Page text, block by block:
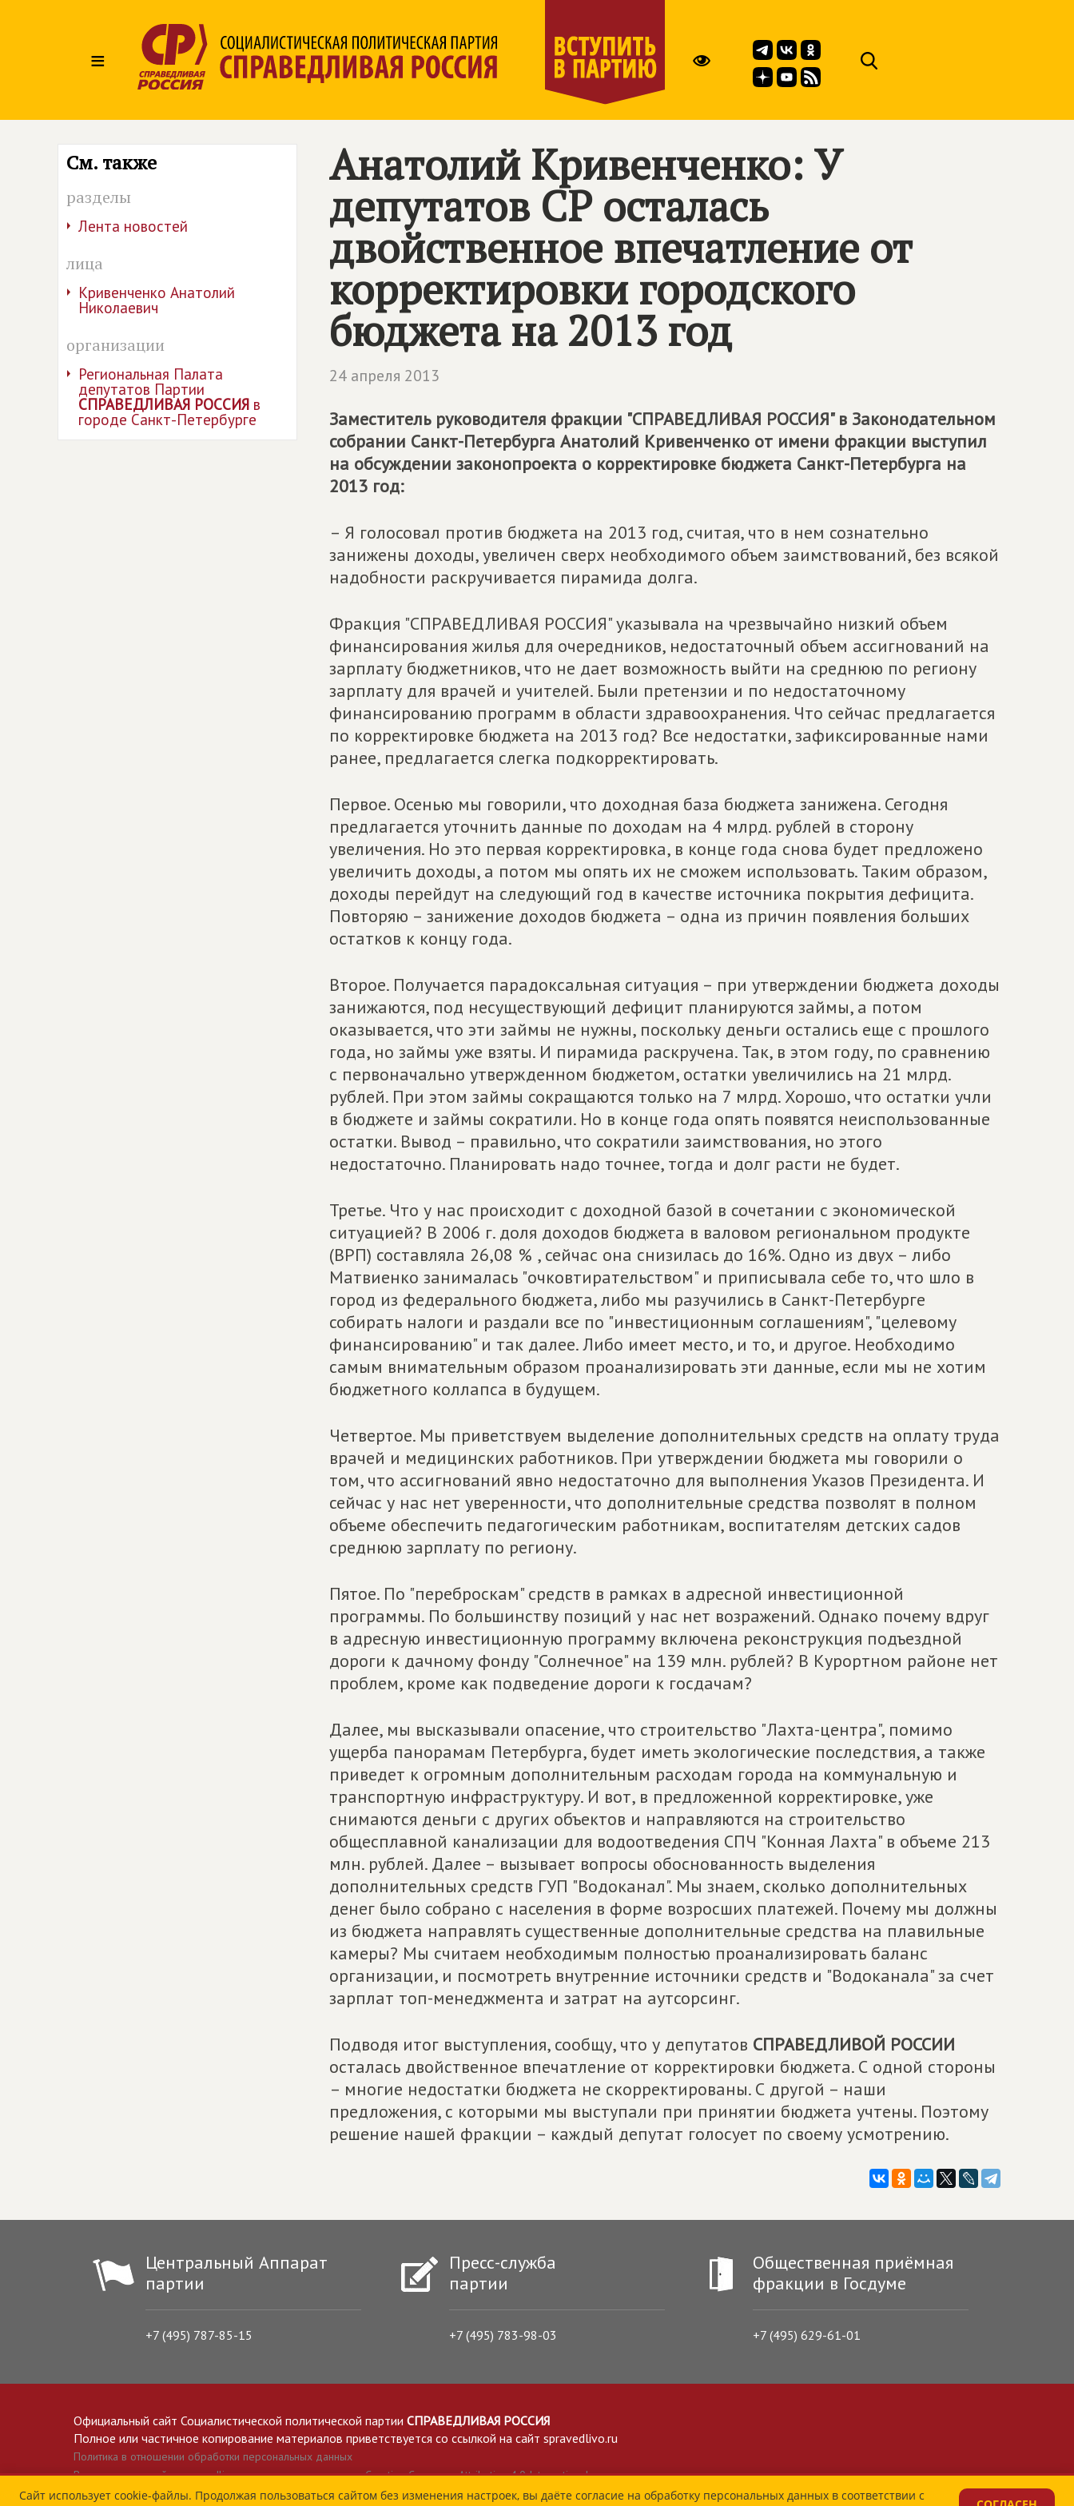
≡
См. также
разделы
Лента новостей
лица
Кривенченко Анатолий
Николаевич
организации
Региональная Палата
депутатов Партии
СПРАВЕДЛИВАЯ РОССИЯ в
городе Санкт-Петербурге
Анатолий Кривенченко: У
депутатов СР осталась
двойственное впечатление от
корректировки городского
бюджета на 2013 год
24 апреля 2013
Заместитель руководителя фракции "СПРАВЕДЛИВАЯ РОССИЯ" в Законодательном
собрании Санкт-Петербурга Анатолий Кривенченко от имени фракции выступил
на обсуждении законопроекта о корректировке бюджета Санкт-Петербурга на
2013 год:
– Я голосовал против бюджета на 2013 год, считая, что в нем сознательно
занижены доходы, увеличен сверх необходимого объем заимствований, без всякой
надобности раскручивается пирамида долга.
Фракция "СПРАВЕДЛИВАЯ РОССИЯ" указывала на чрезвычайно низкий объем
финансирования жилья для очередников, недостаточный объем ассигнований на
зарплату бюджетников, что не дает возможность выйти на среднюю по региону
зарплату для врачей и учителей. Были претензии и по недостаточному
финансированию программ в области здравоохранения. Что сейчас предлагается
по корректировке бюджета на 2013 год? Все недостатки, зафиксированные нами
ранее, предлагается слегка подкорректировать.
Первое. Осенью мы говорили, что доходная база бюджета занижена. Сегодня
предлагается уточнить данные по доходам на 4 млрд. рублей в сторону
увеличения. Но это первая корректировка, в конце года снова будет предложено
увеличить доходы, а потом мы опять их не сможем использовать. Таким образом,
доходы перейдут на следующий год в качестве источника покрытия дефицита.
Повторяю – занижение доходов бюджета – одна из причин появления больших
остатков к концу года.
Второе. Получается парадоксальная ситуация – при утверждении бюджета доходы
занижаются, под несуществующий дефицит планируются займы, а потом
оказывается, что эти займы не нужны, поскольку деньги остались еще с прошлого
года, но займы уже взяты. И пирамида раскручена. Так, в этом году, по сравнению
с первоначально утвержденном бюджетом, остатки увеличились на 21 млрд.
рублей. При этом займы сокращаются только на 7 млрд. Хорошо, что остатки учли
в бюджете и займы сократили. Но в конце года опять появятся неиспользованные
остатки. Вывод – правильно, что сократили заимствования, но этого
недостаточно. Планировать надо точнее, тогда и долг расти не будет.
Третье. Что у нас происходит с доходной базой в сочетании с экономической
ситуацией? В 2006 г. доля доходов бюджета в валовом региональном продукте
(ВРП) составляла 26,08 % , сейчас она снизилась до 16%. Одно из двух – либо
Матвиенко занималась "очковтирательством" и приписывала себе то, что шло в
город из федерального бюджета, либо мы разучились в Санкт-Петербурге
собирать налоги и раздали все по "инвестиционным соглашениям", "целевому
финансированию" и так далее. Либо имеет место, и то, и другое. Необходимо
самым внимательным образом проанализировать эти данные, если мы не хотим
бюджетного коллапса в будущем.
Четвертое. Мы приветствуем выделение дополнительных средств на оплату труда
врачей и медицинских работников. При утверждении бюджета мы говорили о
том, что ассигнований явно недостаточно для выполнения Указов Президента. И
сейчас у нас нет уверенности, что дополнительные средства позволят в полном
объеме обеспечить педагогическим работникам, воспитателям детских садов
среднюю зарплату по региону.
Пятое. По "переброскам" средств в рамках в адресной инвестиционной
программы. По большинству позиций у нас нет возражений. Однако почему вдруг
в адресную инвестиционную программу включена реконструкция подъездной
дороги к дачному фонду "Солнечное" на 139 млн. рублей? В Курортном районе нет
проблем, кроме как подведение дороги к госдачам?
Далее, мы высказывали опасение, что строительство "Лахта-центра", помимо
ущерба панорамам Петербурга, будет иметь экологические последствия, а также
приведет к огромным дополнительным расходам города на коммунальную и
транспортную инфраструктуру. И вот, в предложенной корректировке, уже
снимаются деньги с других объектов и направляются на строительство
общесплавной канализации для водоотведения СПЧ "Конная Лахта" в объеме 213
млн. рублей. Далее – вызывает вопросы обоснованность выделения
дополнительных средств ГУП "Водоканал". Мы знаем, сколько дополнительных
денег было собрано с населения в форме возросших платежей. Почему мы должны
из бюджета направлять существенные дополнительные средства на плавильные
камеры? Мы считаем необходимым полностью проанализировать баланс
организации, и посмотреть внутренние источники средств и "Водоканала" за счет
зарплат топ-менеджмента и затрат на аутсорсинг.
Подводя итог выступления, сообщу, что у депутатов СПРАВЕДЛИВОЙ РОССИИ
осталась двойственное впечатление от корректировки бюджета. С одной стороны
– многие недостатки бюджета не скорректированы. С другой – наши
предложения, с которыми мы выступали при принятии бюджета учтены. Поэтому
решение нашей фракции – каждый депутат голосует по своему усмотрению.
Центральный Аппарат
партии
+7 (495) 787-85-15
Пресс-служба
партии
+7 (495) 783-98-03
Общественная приёмная
фракции в Госдуме
+7 (495) 629-61-01
Официальный сайт Социалистической политической партии СПРАВЕДЛИВАЯ РОССИЯ
Полное или частичное копирование материалов приветствуется со ссылкой на сайт spravedlivo.ru
Политика в отношении обработки персональных данных
Все материалы сайта spravedlivo.ru доступны по лицензии Creative Commons Attribution 4.0 International
Сайт использует cookie-файлы. Продолжая пользоваться сайтом без изменения настроек, вы даёте согласие на обработку персональных данных в соответствии с